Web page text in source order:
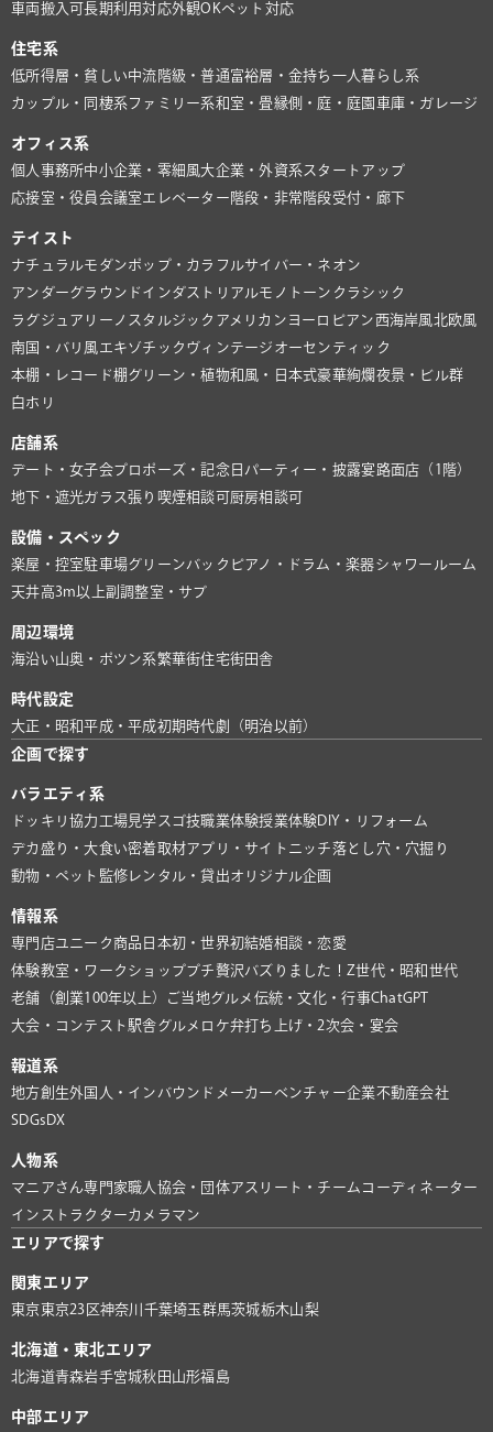
車両搬入可長期利用対応外観OKペット対応
住宅系
低所得層・貧しい中流階級・普通富裕層・金持ち 一人暮らし系
カップル・同棲系ファミリー系和室・畳縁側・庭・庭園 車庫・ガレージ
オフィス系
個人事務所中小企業・零細風大企業・外資系スタートアップ
応接室・役員会議室 エレベーター 階段・非常階段受付・廊下
テイスト
ナチュラルモダンポップ・カラフルサイバー・ネオン
アンダーグラウンド インダストリアルモノトーン クラシック
ラグジュアリー ノスタルジック アメリカン ヨーロピアン 西海岸風北欧風
南国・バリ風 エキゾチック ヴィンテージ オーセンティック
本棚・レコード棚グリーン・植物和風・日本式豪華絢爛夜景・ビル群
白ホリ
店舗系
デート・女子会プロポーズ・記念日 パーティー・披露宴路面店（1階）
地下・遮光ガラス張り 喫煙相談可 厨房相談可
設備・スペック
楽屋・控室駐車場グリーンバック ピアノ・ドラム・楽器シャワールーム
天井高3m以上副調整室・サブ
周辺環境
海沿い山奥・ポツン系繁華街住宅街田舎
時代設定
大正・昭和平成・平成初期時代劇（明治以前）
企画で探す
バラエティ系
ドッキリ協力 工場見学 スゴ技職業体験授業体験 DIY・リフォーム
デカ盛り・大食い密着取材アプリ・サイト ニッチ落とし穴・穴掘り
動物・ペット 監修 レンタル・貸出オリジナル企画
情報系
専門店ユニーク商品 日本初・世界初結婚相談・恋愛
体験教室・ワークショッププチ贅沢バズりました！ Z世代・昭和世代
老舗（創業100年以上）
ご当地グルメ 伝統・文化・行事ChatGPT
大会・コンテスト 駅舎グルメ ロケ弁打ち上げ・2次会・宴会
報道系
地方創生外国人・インバウンド メーカー ベンチャー企業不動産会社
SDGs DX
人物系
マニアさん専門家 職人 協会・団体アスリート・チーム コーディネーター
インストラクターカメラマン
エリアで探す
関東エリア
東京 東京23区神奈川 千葉埼玉群馬茨城栃木山梨
北海道・東北エリア
北海道青森岩手宮城秋田 山形福島
中部エリア